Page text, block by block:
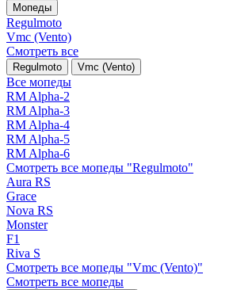
Мопеды
Regulmoto
Vmc (Vento)
Смотреть все
Regulmoto Vmc (Vento)
Все мопеды
RM Alpha-2
RM Alpha-3
RM Alpha-4
RM Alpha-5
RM Alpha-6
Смотреть все мопеды "Regulmoto"
Aura RS
Grace
Nova RS
Monster
F1
Riva S
Смотреть все мопеды "Vmc (Vento)"
Смотреть все мопеды